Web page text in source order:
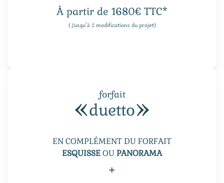
À partir de 1680€ TTC*
( Jusqu’à 2 modifications du projet)
forfait
duetto
EN COMPLÉMENT DU FORFAIT
ESQUISSEOU PANORAMA
+